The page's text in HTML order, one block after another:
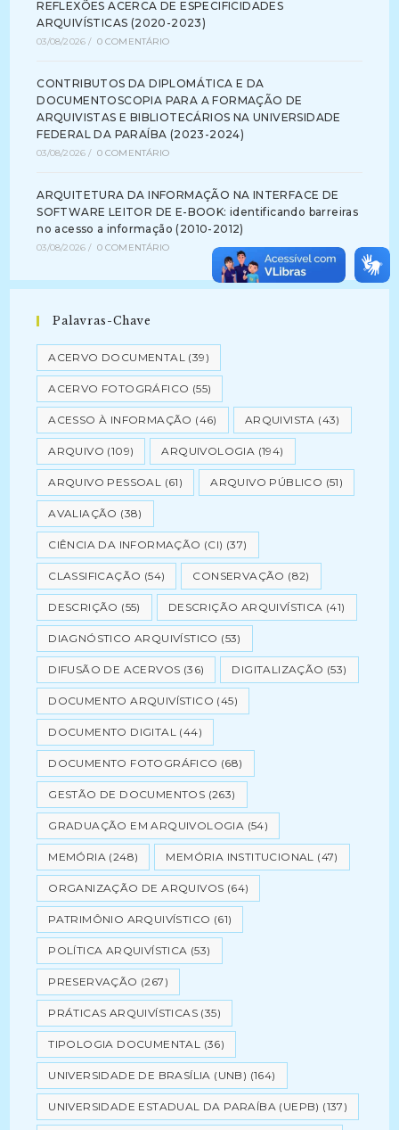
REFLEXÕES ACERCA DE ESPECIFICIDADES
ARQUIVÍSTICAS (2020-2023)
03/08/2026 / 0 COMENTÁRIO
CONTRIBUTOS DA DIPLOMÁTICA E DA
DOCUMENTOSCOPIA PARA A FORMAÇÃO DE
ARQUIVISTAS E BIBLIOTECÁRIOS NA UNIVERSIDADE
FEDERAL DA PARAÍBA (2023-2024)
03/08/2026 / 0 COMENTÁRIO
ARQUITETURA DA INFORMAÇÃO NA INTERFACE DE
SOFTWARE LEITOR DE E-BOOK: identificando barreiras
no acesso a informação (2010-2012)
03/08/2026 / 0 COMENTÁRIO
Palavras-Chave
ACERVO DOCUMENTAL (39)
ACERVO FOTOGRÁFICO (55)
ACESSO À INFORMAÇÃO (46) ARQUIVISTA (43)
ARQUIVO (109) ARQUIVOLOGIA (194)
ARQUIVO PESSOAL (61) ARQUIVO PÚBLICO (51)
AVALIAÇÃO (38)
CIÊNCIA DA INFORMAÇÃO (CI) (37)
CLASSIFICAÇÃO (54) CONSERVAÇÃO (82)
DESCRIÇÃO (55) DESCRIÇÃO ARQUIVÍSTICA (41)
DIAGNÓSTICO ARQUIVÍSTICO (53)
DIFUSÃO DE ACERVOS (36) DIGITALIZAÇÃO (53)
DOCUMENTO ARQUIVÍSTICO (45)
DOCUMENTO DIGITAL (44)
DOCUMENTO FOTOGRÁFICO (68)
GESTÃO DE DOCUMENTOS (263)
GRADUAÇÃO EM ARQUIVOLOGIA (54)
MEMÓRIA (248) MEMÓRIA INSTITUCIONAL (47)
ORGANIZAÇÃO DE ARQUIVOS (64)
PATRIMÔNIO ARQUIVÍSTICO (61)
POLÍTICA ARQUIVÍSTICA (53)
PRESERVAÇÃO (267)
PRÁTICAS ARQUIVÍSTICAS (35)
TIPOLOGIA DOCUMENTAL (36)
UNIVERSIDADE DE BRASÍLIA (UNB) (164)
UNIVERSIDADE ESTADUAL DA PARAÍBA (UEPB) (137)